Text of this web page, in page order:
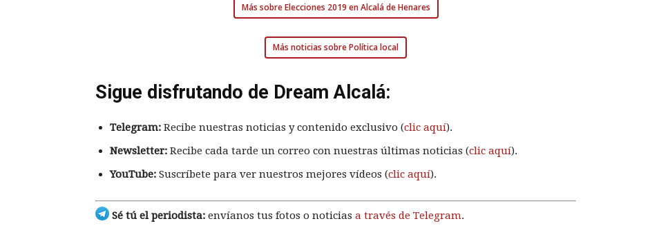
Más sobre Elecciones 2019 en Alcalá de Henares
Más noticias sobre Política local
Sigue disfrutando de Dream Alcalá:
Telegram: Recibe nuestras noticias y contenido exclusivo (clic aquí).
Newsletter: Recibe cada tarde un correo con nuestras últimas noticias (clic aquí).
YouTube: Suscríbete para ver nuestros mejores vídeos (clic aquí).
Sé tú el periodista: envíanos tus fotos o noticias a través de Telegram.